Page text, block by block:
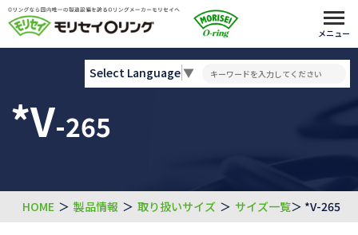
メニュー
*V-265
Select Language▼
HOME ＞ 製品情報 ＞ 取り扱いサイズ ＞ サイズ一覧＞ *V-265